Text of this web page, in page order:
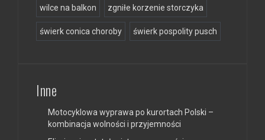
wilce na balkon zgniłe korzenie storczyka
świerk conica choroby świerk pospolity pusch
Inne
Motocyklowa wyprawa po kurortach Polski –
kombinacja wolności i przyjemności